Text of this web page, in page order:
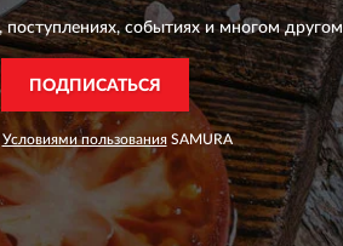
поступлениях, событиях и многом другом
ПОДПИСАТЬСЯ
Условиями пользованияSAMURA